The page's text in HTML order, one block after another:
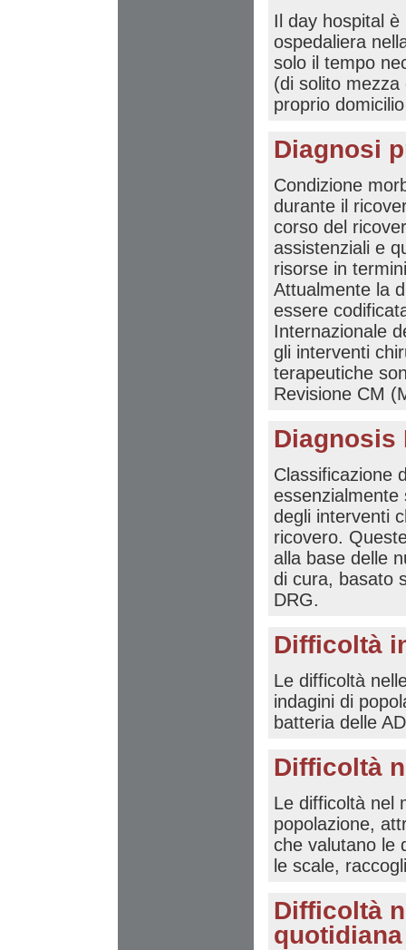
Il day hospital
ospedaliera
solo il tempo
(di solito
proprio
Diagnosi
Condizione
durante il
corso del
assistenziali e
risorse in
Attualmente la
essere
Internazionale
gli interventi
terapeutiche
Revisione CM
Diagnosis
Classificazione
essenzialmente
degli interventi
ricovero.
alla base delle
di cura, basato
DRG.
Difficoltà
Le difficoltà
indagini di
batteria delle
Difficoltà
Le difficoltà nel
popolazione,
che valutano le
le scale,
Difficoltà
quotidiana